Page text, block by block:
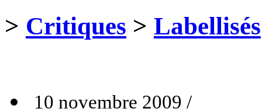
> Critiques > Labellisés
10 novembre 2009 /